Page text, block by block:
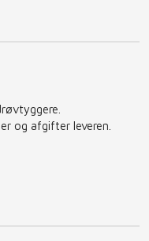
og afgifter leveren.